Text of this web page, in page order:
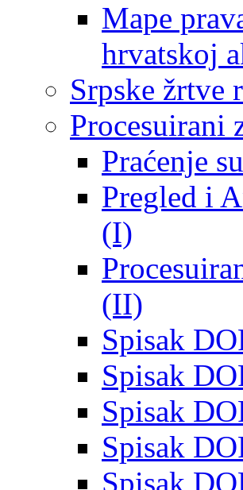
Mape
hrvatskoj
Srpske
Procesuirani
Praćenje
Pregled i
(I)
(II)
Spisak
Spisak
Spisak
Spisak
Spisak